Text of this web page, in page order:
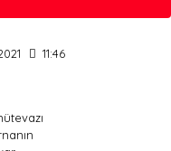
11:46